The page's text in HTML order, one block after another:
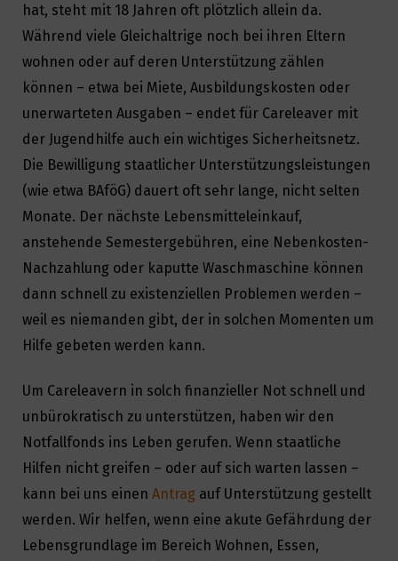
hat, steht mit 18 Jahren oft plötzlich allein da.
Während viele Gleichaltrige noch bei ihren Eltern
wohnen oder auf deren Unterstützung zählen
können – etwa bei Miete, Ausbildungskosten oder
unerwarteten Ausgaben – endet für Careleaver mit
der Jugendhilfe auch ein wichtiges Sicherheitsnetz.
Die Bewilligung staatlicher Unterstützungsleistungen
(wie etwa BAföG) dauert oft sehr lange, nicht selten
Monate. Der nächste Lebensmitteleinkauf,
anstehende Semestergebühren, eine Nebenkosten-
Nachzahlung oder kaputte Waschmaschine können
dann schnell zu existenziellen Problemen werden –
weil es niemanden gibt, der in solchen Momenten um
Hilfe gebeten werden kann.
Um Careleavern in solch finanzieller Not schnell und
unbürokratisch zu unterstützen, haben wir den
Notfallfonds ins Leben gerufen. Wenn staatliche
Hilfen nicht greifen – oder auf sich warten lassen –
kann bei uns einen Antrag auf Unterstützung gestellt
werden. Wir helfen, wenn eine akute Gefährdung der
Lebensgrundlage im Bereich Wohnen, Essen,